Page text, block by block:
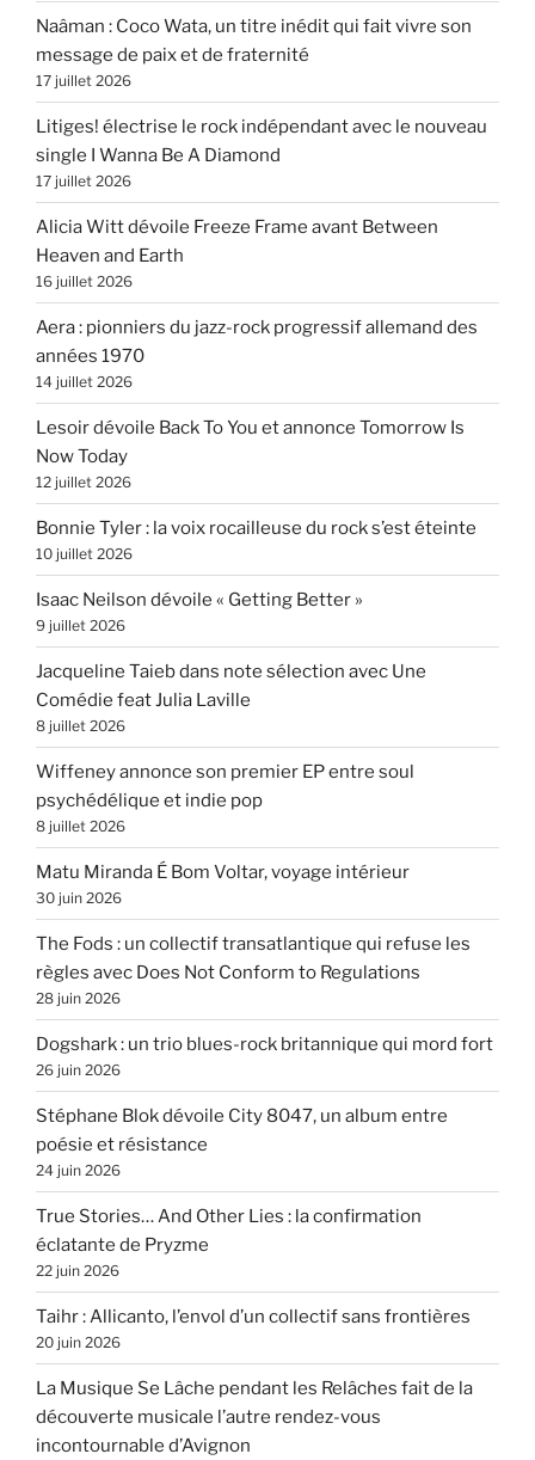
Naâman : Coco Wata, un titre inédit qui fait vivre son
message de paix et de fraternité
17 juillet 2026
Litiges! électrise le rock indépendant avec le nouveau
single I Wanna Be A Diamond
17 juillet 2026
Alicia Witt dévoile Freeze Frame avant Between
Heaven and Earth
16 juillet 2026
Aera : pionniers du jazz-rock progressif allemand des
années 1970
14 juillet 2026
Lesoir dévoile Back To You et annonce Tomorrow Is
Now Today
12 juillet 2026
Bonnie Tyler : la voix rocailleuse du rock s’est éteinte
10 juillet 2026
Isaac Neilson dévoile « Getting Better »
9 juillet 2026
Jacqueline Taieb dans note sélection avec Une
Comédie feat Julia Laville
8 juillet 2026
Wiffeney annonce son premier EP entre soul
psychédélique et indie pop
8 juillet 2026
Matu Miranda É Bom Voltar, voyage intérieur
30 juin 2026
The Fods : un collectif transatlantique qui refuse les
règles avec Does Not Conform to Regulations
28 juin 2026
Dogshark : un trio blues-rock britannique qui mord fort
26 juin 2026
Stéphane Blok dévoile City 8047, un album entre
poésie et résistance
24 juin 2026
True Stories… And Other Lies : la confirmation
éclatante de Pryzme
22 juin 2026
Taihr : Allicanto, l’envol d’un collectif sans frontières
20 juin 2026
La Musique Se Lâche pendant les Relâches fait de la
découverte musicale l’autre rendez-vous
incontournable d’Avignon